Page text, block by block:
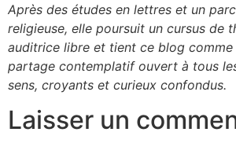
Après des études en lettres et un
religieuse, elle poursuit un cursus de
auditrice libre et tient ce blog comme
partage contemplatif ouvert à tous
sens, croyants et curieux confondus.
Laisser un